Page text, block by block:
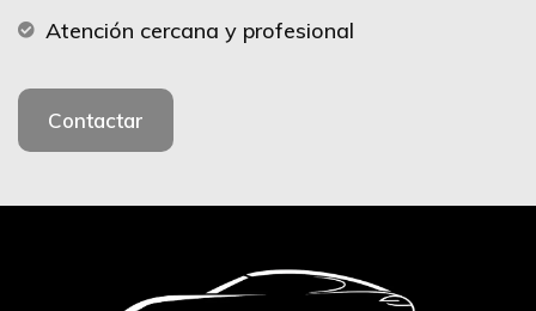
Atención cercana y profesional
Contactar